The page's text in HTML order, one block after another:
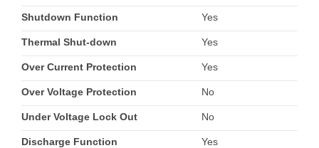
Shutdown Function Yes
Thermal Shut-down Yes
Over Current Protection Yes
Over Voltage Protection No
Under Voltage Lock Out No
Discharge Function Yes